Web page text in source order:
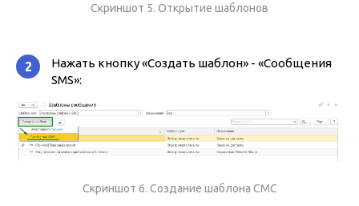
Скриншот 5. Открытие шаблонов
2
Нажать кнопку «Создать шаблон» - «Сообщения
SMS»:
Скриншот 6. Создание шаблона СМС